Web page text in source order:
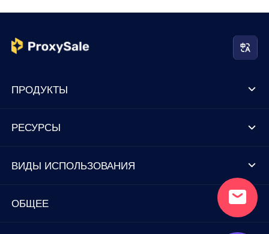
ПРОДУКТЫ
РЕСУРСЫ
ВИДЫ ИСПОЛЬЗОВАНИЯ
ОБЩЕЕ